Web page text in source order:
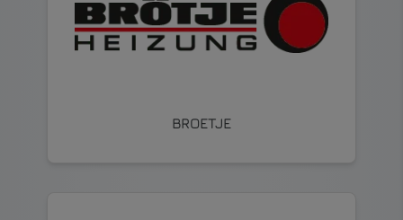
BROETJE